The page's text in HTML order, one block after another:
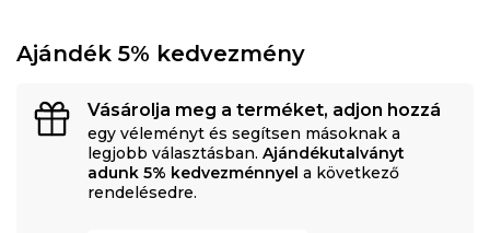
Ajándék 5% kedvezmény
Vásárolja meg a terméket, adjon hozzá
egy véleményt és segítsen másoknak a
legjobb választásban. Ajándékutalványt
adunk 5% kedvezménnyel a következő
rendelésedre.